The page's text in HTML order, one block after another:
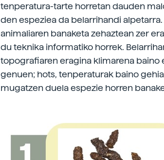
tenperatura-tarte horretan dauden
den espeziea da belarrihandi
animaliaren banaketa zehaztean zer
du teknika informatiko horrek.
topografiaren eragina klimarena
genuen; hots, tenperaturak baino
mugatzen duela espezie horren